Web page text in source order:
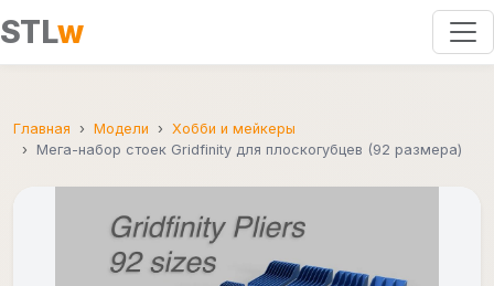
STLw
Главная Модели
Хобби и мейкеры
Мега-набор стоек Gridfinity для плоскогубцев (92 размера)